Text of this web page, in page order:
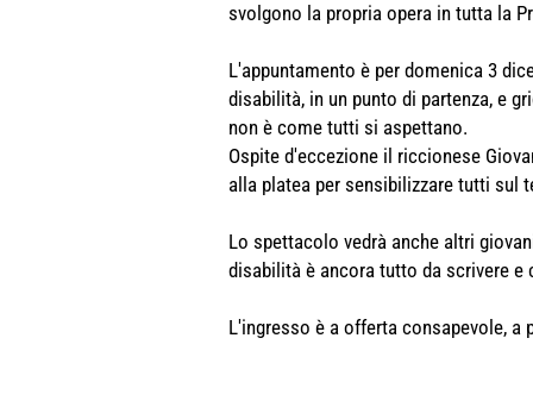
svolgono la propria opera in tutta la
L'appuntamento è per domenica 3
disabilità, in un punto di partenza, e
non è come tutti si aspettano.
Ospite d'eccezione il riccionese
alla platea per sensibilizzare tutti sul
Lo spettacolo vedrà anche altri
disabilità è ancora tutto da scrivere
L'ingresso è a offerta consapevole, a